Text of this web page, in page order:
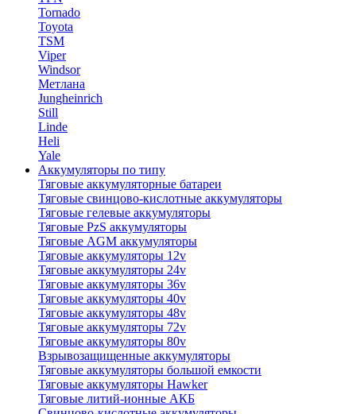
Tornado
Toyota
TSM
Viper
Windsor
Метлана
Jungheinrich
Still
Linde
Heli
Yale
Аккумуляторы по типу
Тяговые аккумуляторные батареи
Тяговые свинцово-кислотные аккумуляторы
Тяговые гелевые аккумуляторы
Тяговые PzS аккумуляторы
Тяговые AGM аккумуляторы
Тяговые аккумуляторы 12v
Тяговые аккумуляторы 24v
Тяговые аккумуляторы 36v
Тяговые аккумуляторы 40v
Тяговые аккумуляторы 48v
Тяговые аккумуляторы 72v
Тяговые аккумуляторы 80v
Взрывозащищенные аккумуляторы
Тяговые аккумуляторы большой емкости
Тяговые аккумуляторы Hawker
Тяговые литий-ионные АКБ